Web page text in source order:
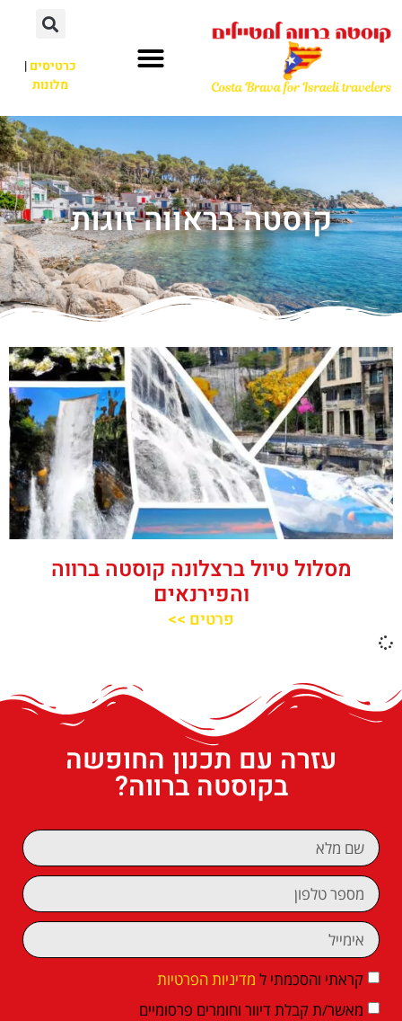
כרטיסים|
מלונות
קוסטה בראווה זוגות
מסלול טיול ברצלונה קוסטה ברווה
והפירנאים
פרטים >>
עזרה עם תכנון החופשה
בקוסטה ברווה?
קראתי והסכמתי ל מדיניות הפרטיות
מאשר/ת קבלת דיוור וחומרים פרסומיים